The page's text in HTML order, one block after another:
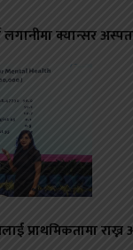
क्यान्सर
प्राथमिकतामा